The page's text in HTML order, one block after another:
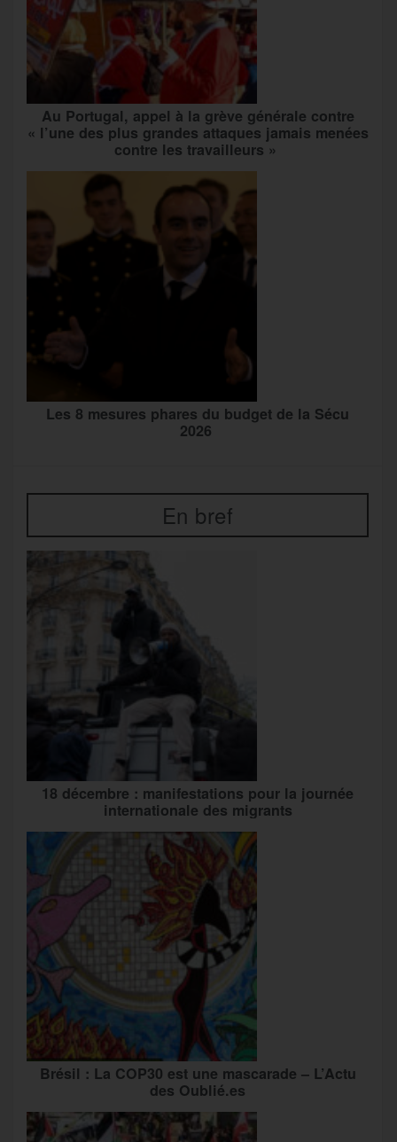
Au Portugal, appel à la grève générale contre
« l’une des plus grandes attaques jamais menées
contre les travailleurs »
Les 8 mesures phares du budget de la Sécu
2026
En bref
18 décembre : manifestations pour la journée
internationale des migrants
Brésil : La COP30 est une mascarade – L’Actu
des Oublié.es